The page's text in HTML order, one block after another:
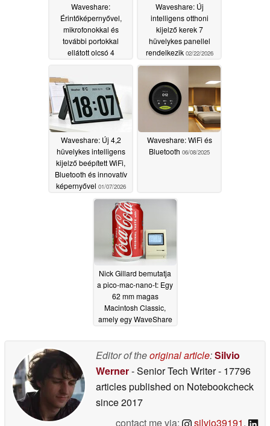
Waveshare:
Érintőképernyővel,
mikrofonokkal és
további portokkal
ellátott olcsó 4
indítanak útjára
02/22/2026
Waveshare: Új
intelligens otthoni
kijelző kerek 7
hüvelykes panellel
rendelkezik 02/22/2026
Waveshare: Új 4,2
hüvelykes intelligens
kijelző beépített WiFi,
Bluetooth és innovatív
képernyővel 01/07/2026
Waveshare: WiFi és
Bluetooth 06/08/2025
Nick Gillard bemutatja
a pico-mac-nano-t: Egy
62 mm magas
Macintosh Classic,
amely egy WaveShare
Editor of theoriginal article:Silvio
Werner- Senior Tech Writer- 17796
articles published on Notebookcheck
since 2017
contact me via:
silvio39191,